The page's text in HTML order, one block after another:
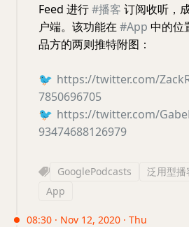
Feed 进行#播客 订阅收听，
户端。该功能在 #App 中的位
品方的两则推特附图：
🐦 https://twitter.com/
7850696705
🐦 https://twitter.com/
93474688126979
GooglePodcasts 泛用型播
App
08:30 · Nov 12, 2020 · Thu